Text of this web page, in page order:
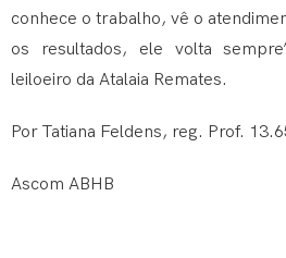
conhece o trabalho, vê o
os resultados, ele volta
leiloeiro da Atalaia Remates.
Por Tatiana Feldens, reg. Prof.
Ascom ABHB